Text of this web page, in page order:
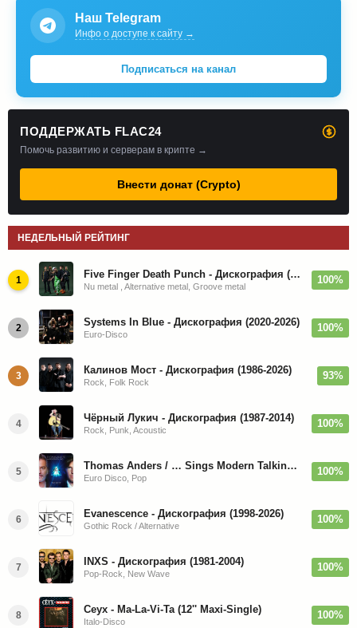
Наш Telegram
Инфо о доступе к сайту →
Подписаться на канал
ПОДДЕРЖАТЬ FLAC24
Помочь развитию и серверам в крипте →
Внести донат (Crypto)
НЕДЕЛЬНЫЙ РЕЙТИНГ
1 Five Finger Death Punch - Дискография (2008-2026)
Nu metal , Alternative metal, Groove metal
100%
2 Systems In Blue - Дискография (2020-2026)
Euro-Disco
100%
3 Калинов Мост - Дискография (1986-2026)
Rock, Folk Rock
93%
4 Чёрный Лукич - Дискография (1987-2014)
Rock, Punk, Acoustic
100%
5 Thomas Anders / … Sings Modern Talking: The Best hi-res
Euro Disco, Pop
100%
6 Evanescence - Дискография (1998-2026)
Gothic Rock / Alternative
100%
7 INXS - Дискография (1981-2004)
Pop-Rock, New Wave
100%
8 Ceyx - Ma-La-Vi-Ta (12'' Maxi-Single)
Italo-Disco
100%